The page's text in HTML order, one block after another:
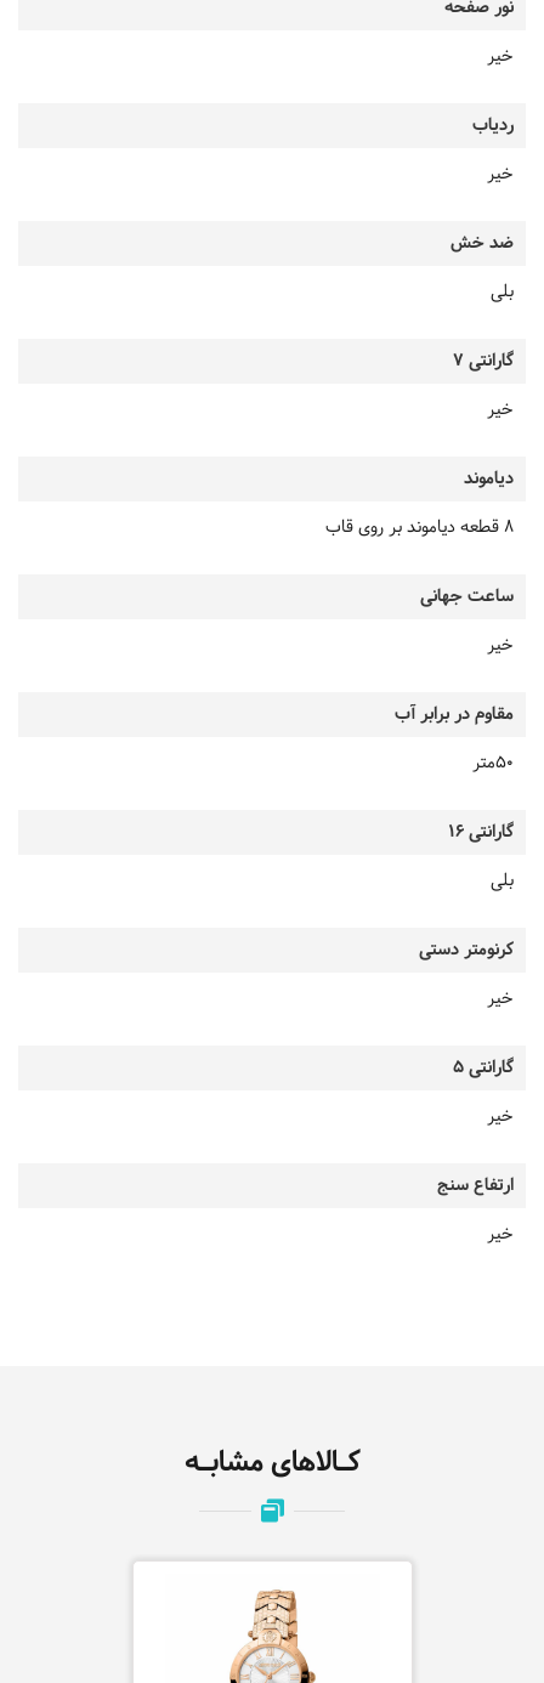
نور صفحه
خیر
ردیاب
خیر
ضد خش
بلی
گارانتی 7
خیر
دیاموند
8 قطعه دیاموند بر روی قاب
ساعت جهانی
خیر
مقاوم در برابر آب
50متر
گارانتی 16
بلی
کرنومتر دستی
خیر
گارانتی 5
خیر
ارتفاع سنج
خیر
کـالاهای مشابـه